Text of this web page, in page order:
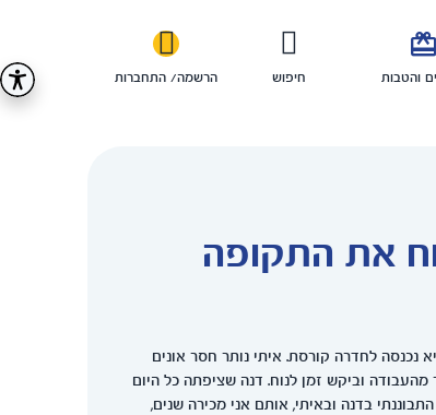

והטבות חיפוש הרשמה/ התחברות
את התקופה
נכנסה לחדרה קורסת. איתי נותר חסר אונים
וביקש זמן לנוח. דנה שציפתה כל היום
בדנה ובאיתי, אותם אני מכירה שנים,